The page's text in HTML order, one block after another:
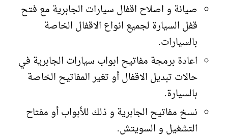
صيانة و اصلاح اقفال سيارات الجابرية مع فتح
قفل السيارة لجميع انواع الاقفال الخاصة
بالسيارات.
اعادة برمجة مفاتيح ابواب سيارات الجابرية في
حالات تبديل الاقفال أو تغير المفاتيح الخاصة
بالسيارة.
نسخ مفاتيح الجابرية و ذلك للأبواب أو مفتاح
التشغيل و السويتش.